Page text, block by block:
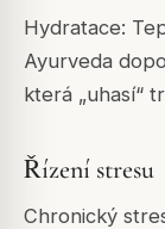
Hydratace:
Ayurveda
která „uhasí“
Řízení stresu
Chronický